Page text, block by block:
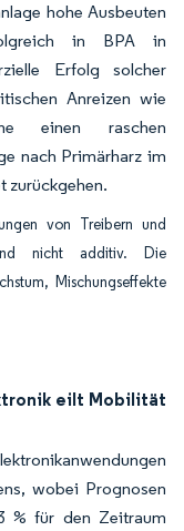
hohe Ausbeuten
in BPA in
Erfolg solcher
Anreizen wie
einen raschen
nach Primärharz im
zurückgehen.
von Treibern und
und nicht additiv. Die
Mischungseffekte
eilt Mobilität
wobei Prognosen
% für den Zeitraum